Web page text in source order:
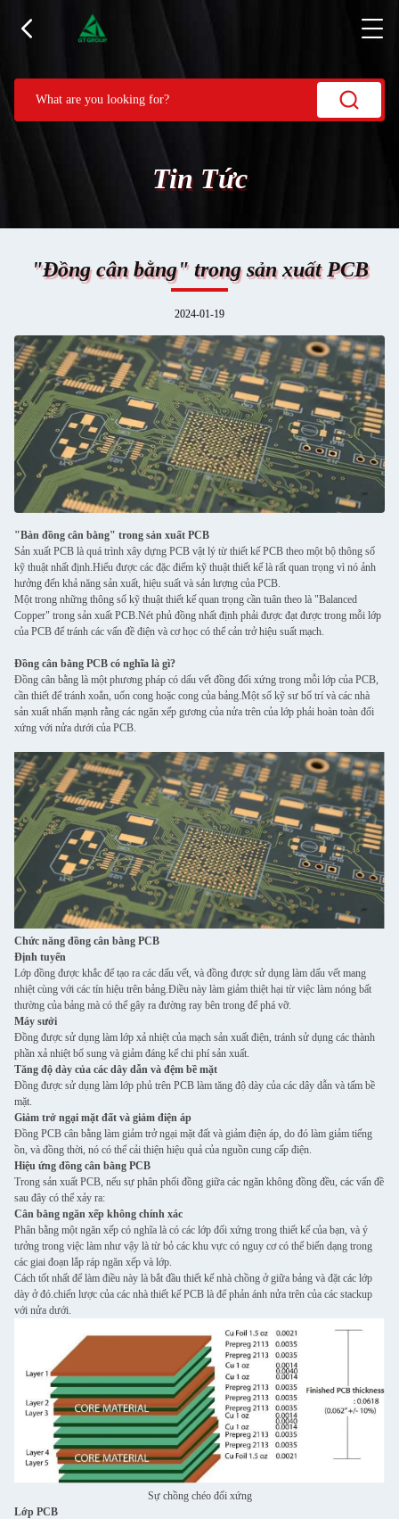
Tin Tức
"Đồng cân bằng" trong sản xuất PCB
2024-01-19
"Bàn đồng cân bằng" trong sản xuất PCB
Sản xuất PCB là quá trình xây dựng PCB vật lý từ thiết kế PCB theo một bộ thông số
kỹ thuật nhất định.Hiểu được các đặc điểm kỹ thuật thiết kế là rất quan trọng vì nó ảnh
hưởng đến khả năng sản xuất, hiệu suất và sản lượng của PCB.
Một trong những thông số kỹ thuật thiết kế quan trọng cần tuân theo là "Balanced
Copper" trong sản xuất PCB.Nét phủ đồng nhất định phải được đạt được trong mỗi lớp
của PCB để tránh các vấn đề điện và cơ học có thể cản trở hiệu suất mạch.
Đồng cân bằng PCB có nghĩa là gì?
Đồng cân bằng là một phương pháp có dấu vết đồng đối xứng trong mỗi lớp của PCB,
cần thiết để tránh xoắn, uốn cong hoặc cong của bảng.Một số kỹ sư bố trí và các nhà
sản xuất nhấn mạnh rằng các ngăn xếp gương của nửa trên của lớp phải hoàn toàn đối
xứng với nửa dưới của PCB.
Chức năng đồng cân bằng PCB
Định tuyến
Lớp đồng được khắc để tạo ra các dấu vết, và đồng được sử dụng làm dấu vết mang
nhiệt cùng với các tín hiệu trên bảng.Điều này làm giảm thiệt hại từ việc làm nóng bất
thường của bảng mà có thể gây ra đường ray bên trong để phá vỡ.
Máy sưởi
Đồng được sử dụng làm lớp xả nhiệt của mạch sản xuất điện, tránh sử dụng các thành
phần xả nhiệt bổ sung và giảm đáng kể chi phí sản xuất.
Tăng độ dày của các dây dẫn và đệm bề mặt
Đồng được sử dụng làm lớp phủ trên PCB làm tăng độ dày của các dây dẫn và tấm bề
mặt.
Giảm trở ngại mặt đất và giảm điện áp
Đồng PCB cân bằng làm giảm trở ngại mặt đất và giảm điện áp, do đó làm giảm tiếng
ồn, và đồng thời, nó có thể cải thiện hiệu quả của nguồn cung cấp điện.
Hiệu ứng đồng cân bằng PCB
Trong sản xuất PCB, nếu sự phân phối đồng giữa các ngăn không đồng đều, các vấn đề
sau đây có thể xảy ra:
Cân bằng ngăn xếp không chính xác
Phân bằng một ngăn xếp có nghĩa là có các lớp đối xứng trong thiết kế của bạn, và ý
tưởng trong việc làm như vậy là từ bỏ các khu vực có nguy cơ có thể biến dạng trong
các giai đoạn lắp ráp ngăn xếp và lớp.
Cách tốt nhất để làm điều này là bắt đầu thiết kế nhà chồng ở giữa bảng và đặt các lớp
dày ở đó.chiến lược của các nhà thiết kế PCB là để phản ánh nửa trên của các stackup
với nửa dưới.
Sự chồng chéo đối xứng
Lớp PCB